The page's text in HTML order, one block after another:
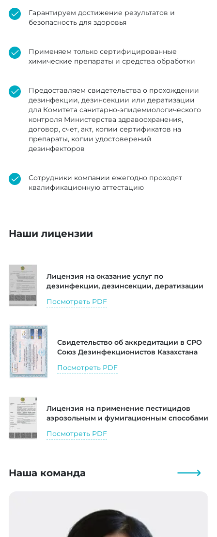
Гарантируем достижение результатов и
безопасность для здоровья
Применяем только сертифицированные
химические препараты и средства обработки
Предоставляем свидетельства о прохождении
дезинфекции, дезинсекции или дератизации
для Комитета санитарно-эпидемиологического
контроля Министерства здравоохранения,
договор, счет, акт, копии сертификатов на
препараты, копии удостоверений
дезинфекторов
Сотрудники компании ежегодно проходят
квалификационную аттестацию
Наши лицензии
Лицензия на оказание услуг по
дезинфекции, дезинсекции, дератизации
Посмотреть PDF
Свидетельство об аккредитации в СРО
Союз Дезинфекционистов Казахстана
Посмотреть PDF
Лицензия на применение пестицидов
аэрозольным и фумигационным способами
Посмотреть PDF
Наша команда